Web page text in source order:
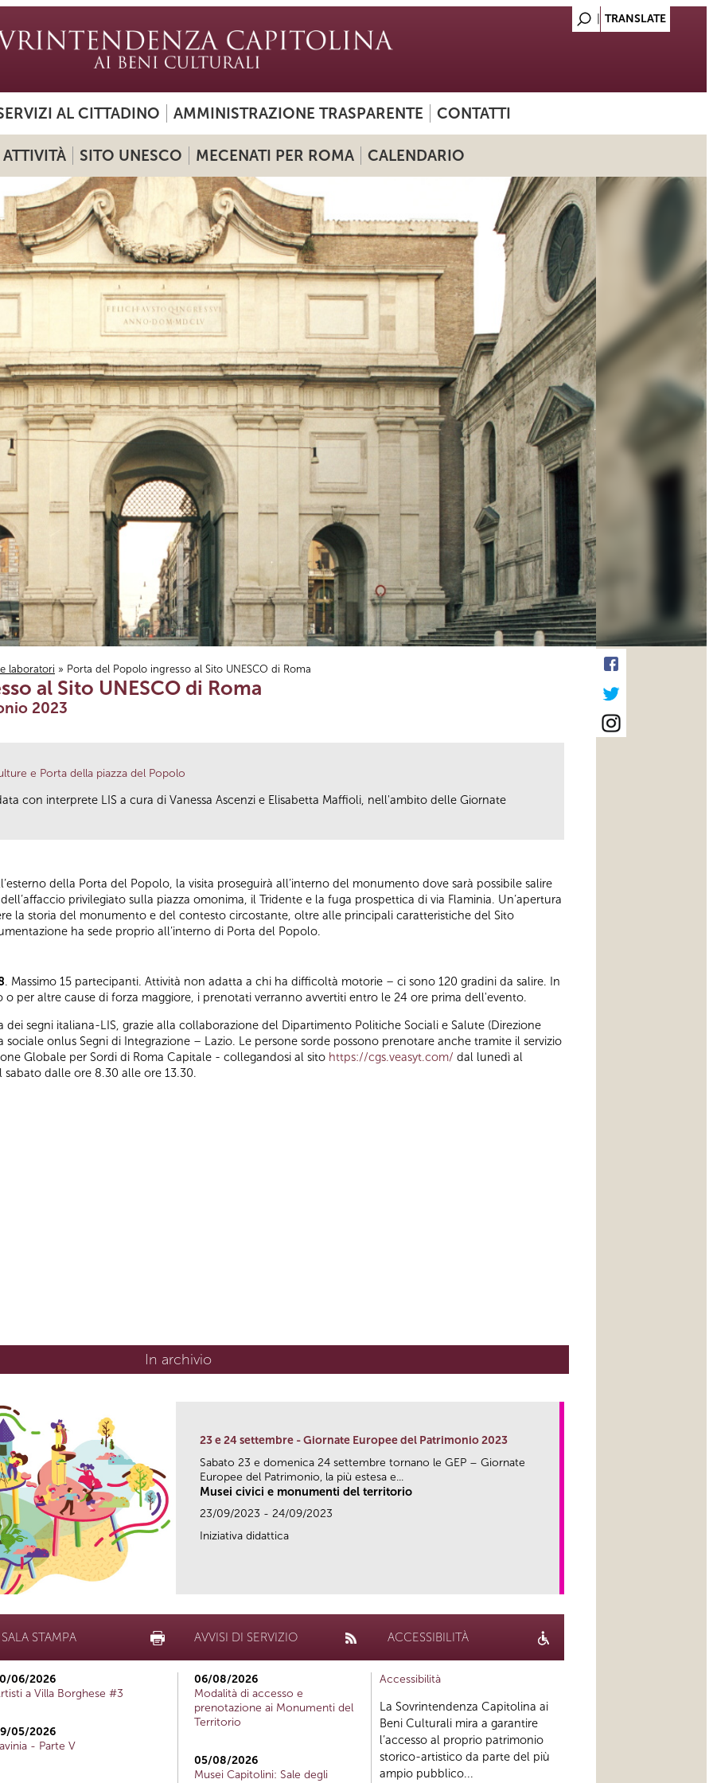
AL CITTADINO AMMINISTRAZIONE TRASPARENTE CONTATTI
ATTIVITÀ SITO UNESCO MECENATI PER ROMA CALENDARIO
laboratori » Porta del Popolo ingresso al Sito UNESCO di Roma
al Sito UNESCO di Roma
2023
e Porta della piazza del Popolo
con interprete LIS a cura di Vanessa Ascenzi e Elisabetta Maffioli, nell'ambito delle Giornate
della Porta del Popolo, la visita proseguirà all’interno del monumento dove sarà possibile salire
privilegiato sulla piazza omonima, il Tridente e la fuga prospettica di via Flaminia. Un’apertura
la storia del monumento e del contesto circostante, oltre alle principali caratteristiche del Sito
ha sede proprio all’interno di Porta del Popolo.
. Massimo 15 partecipanti. Attività non adatta a chi ha difficoltà motorie – ci sono 120 gradini da salire. In
per altre cause di forza maggiore, i prenotati verranno avvertiti entro le 24 ore prima dell'evento.
dei segni italiana-LIS, grazie alla collaborazione del Dipartimento Politiche Sociali e Salute (Direzione
sociale onlus Segni di Integrazione – Lazio. Le persone sorde possono prenotare anche tramite il servizio
Globale per Sordi di Roma Capitale - collegandosi al sito https://cgs.veasyt.com/ dal lunedì al
dalle ore 8.30 alle ore 13.30.
In archivio
23 e 24 settembre - Giornate Europee del Patrimonio 2023
Sabato 23 e domenica 24 settembre tornano le GEP – Giornate
Europee del Patrimonio, la più estesa e...
Musei civici e monumenti del territorio
23/09/2023 - 24/09/2023
Iniziativa didattica
SALA STAMPA
06/2026
a Villa Borghese #3
05/2026
- Parte V
AVVISI DI SERVIZIO
06/08/2026
Modalità di accesso e
prenotazione ai Monumenti del
Territorio
05/08/2026
Musei Capitolini: Sale degli
ACCESSIBILITÀ
Accessibilità
La Sovrintendenza Capitolina ai
Beni Culturali mira a garantire
l’accesso al proprio patrimonio
storico-artistico da parte del più
ampio pubblico...